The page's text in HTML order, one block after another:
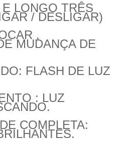
LONGO TRÊS
/ DESLIGAR)
,
MUDANÇA DE
FLASH DE LUZ
: LUZ
COMPLETA: